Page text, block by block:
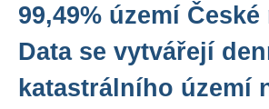
99,49% území
Data se vytvářejí
katastrálního území